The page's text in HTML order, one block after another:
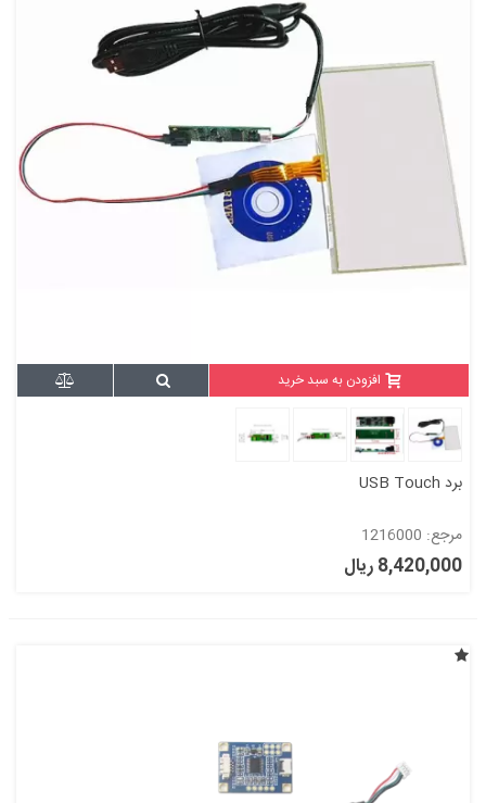
افزودن به سبد خرید
برد USB Touch
مرجع: 1216000
8,420,000 ریال